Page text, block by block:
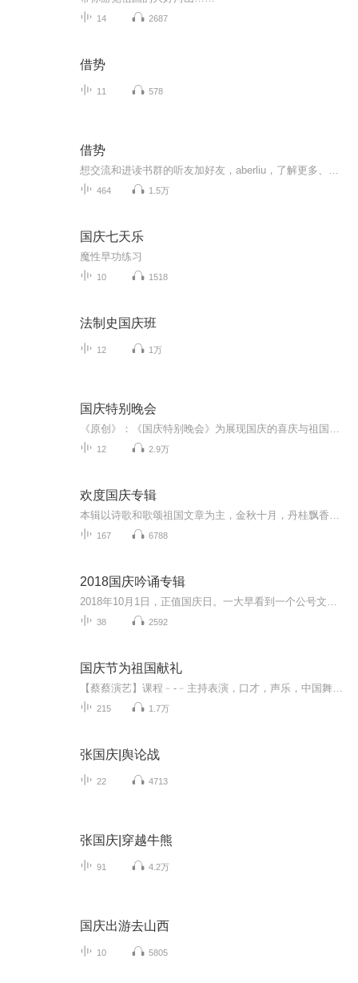
14 2687
借势
11 578
借势
464 1.5万
国庆七天乐
魔性早功练习
10 1518
法制史国庆班
12 1万
国庆特别晚会
12 2.9万
欢度国庆专辑
167 6788
2018国庆吟诵专辑
38 2592
国庆节为祖国献礼
215 1.7万
张国庆|舆论战
22 4713
张国庆|穿越牛熊
91 4.2万
国庆出游去山西
10 5805